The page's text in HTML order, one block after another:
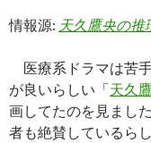
情報源: 天久鷹央の
医療系ドラマは苦
が良いらしい「天久
画してたのを見まし
者も絶賛しているら